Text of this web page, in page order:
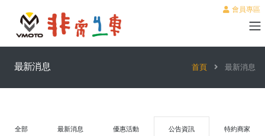
會員專區
最新消息 首頁 最新消息
全部 最新消息 優惠活動 公告資訊 特約商家